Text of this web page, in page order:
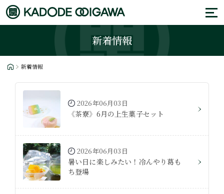
新着情報
新着情報
2026年06月03日
《茶寮》6月の上生菓子セット
2026年06月03日
暑い日に楽しみたい！冷んやり葛も
ち登場